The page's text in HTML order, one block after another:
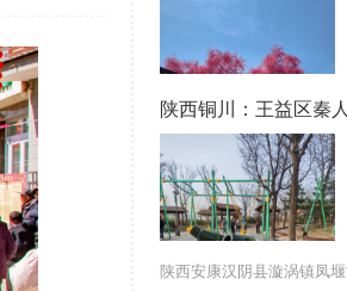
陕西安康汉阴县漩涡镇凤